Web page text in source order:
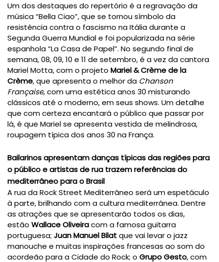
Um dos destaques do repertório é a regravação da
música “Bella Ciao”, que se tornou símbolo da
resistência contra o fascismo na Itália durante a
Segunda Guerra Mundial e foi popularizada na série
espanhola “La Casa de Papel”. No segundo final de
semana, 08, 09, 10 e 11 de setembro, é a vez da cantora
Mariel Motta, com o projeto Mariel & Crème de la
Crème, que apresenta o melhor da Chanson
Française, com uma estética anos 30 misturando
clássicos até o moderno, em seus shows. Um detalhe
que com certeza encantará o público que passar por
lá, é que Mariel se apresenta vestida de melindrosa,
roupagem típica dos anos 30 na França.
Bailarinos apresentam danças típicas das regiões para
o público e artistas de rua trazem referências do
mediterrâneo para o Brasil
A rua da Rock Street Mediterrâneo será um espetáculo
à parte, brilhando com a cultura mediterrânea. Dentre
as atrações que se apresentarão todos os dias,
estão Wallace Oliveiracom a famosa guitarra
portuguesa; Juan Manuel Bilatque vai levar o jazz
manouche e muitas inspirações francesas ao som do
acordeão para a Cidade do Rock; o Grupo Gesto, com